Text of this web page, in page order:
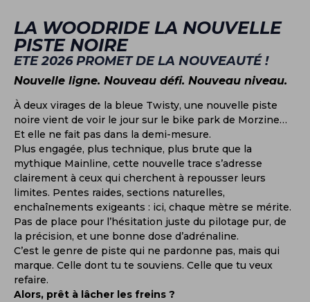
LA WOODRIDE LA NOUVELLE
PISTE NOIRE
ETE 2026 PROMET DE LA NOUVEAUTÉ !
Nouvelle ligne. Nouveau défi. Nouveau niveau.
À deux virages de la bleue Twisty, une nouvelle piste
noire vient de voir le jour sur le bike park de Morzine…
Et elle ne fait pas dans la demi-mesure.
Plus engagée, plus technique, plus brute que la
mythique Mainline, cette nouvelle trace s’adresse
clairement à ceux qui cherchent à repousser leurs
limites. Pentes raides, sections naturelles,
enchaînements exigeants : ici, chaque mètre se mérite.
Pas de place pour l’hésitation juste du pilotage pur, de
la précision, et une bonne dose d’adrénaline.
C’est le genre de piste qui ne pardonne pas, mais qui
marque. Celle dont tu te souviens. Celle que tu veux
refaire.
Alors, prêt à lâcher les freins ?